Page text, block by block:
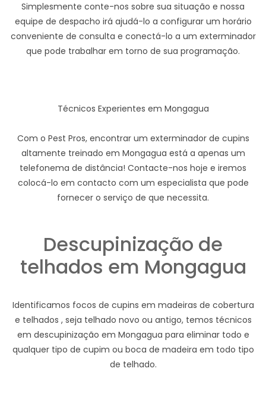
Simplesmente conte-nos sobre sua situação e nossa
equipe de despacho irá ajudá-lo a configurar um horário
conveniente de consulta e conectá-lo a um exterminador
que pode trabalhar em torno de sua programação.
Técnicos Experientes em Mongagua
Com o Pest Pros, encontrar um exterminador de cupins
altamente treinado em Mongagua está a apenas um
telefonema de distância! Contacte-nos hoje e iremos
colocá-lo em contacto com um especialista que pode
fornecer o serviço de que necessita.
Descupinização de
telhados em Mongagua
Identificamos focos de cupins em madeiras de cobertura
e telhados , seja telhado novo ou antigo, temos técnicos
em descupinização em Mongagua para eliminar todo e
qualquer tipo de cupim ou boca de madeira em todo tipo
de telhado.